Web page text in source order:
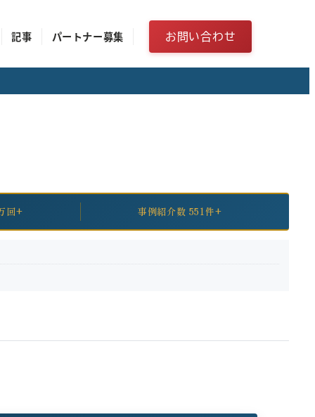
記事 パートナー募集 お問い合わせ
回+ 事例紹介数 551件+